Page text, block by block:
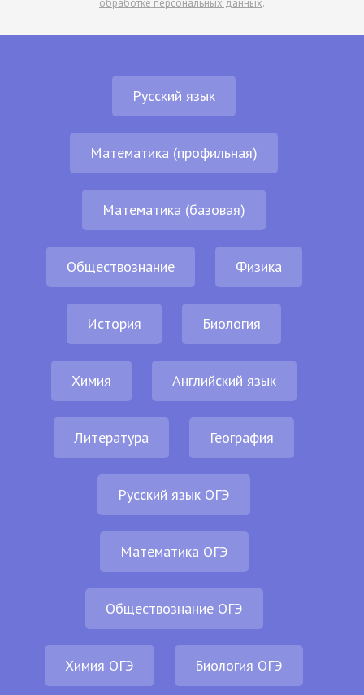
Русский язык
Математика (профильная)
Математика (базовая)
Обществознание Физика
История Биология
Химия Английский язык
Литература География
Русский язык ОГЭ
Математика ОГЭ
Обществознание ОГЭ
Химия ОГЭ Биология ОГЭ